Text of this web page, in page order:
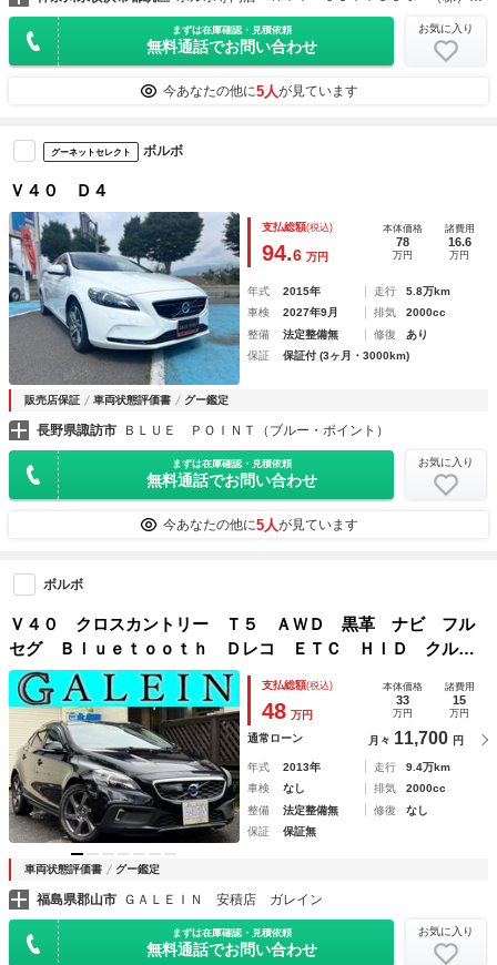
まずは在庫確認・見積依頼
無料通話でお問い合わせ
お気に入り
今あなたの他に5人が見ています
グーネットセレクト ボルボ
Ｖ４０ Ｄ４
支払総額(税込)
94.6 万円
本体価格
78
万円
諸費用
16.6
万円
年式 2015年 走行
5.8万km
車検
2027年9月 排気
2000cc
整備
法定整備無 修復
あり
保証
保証付 (3ヶ月・3000km)
販売店保証 車両状態評価書 グー鑑定
長野県諏訪市 ＢＬＵＥ ＰＯＩＮＴ（ブルー・ポイント）
まずは在庫確認・見積依頼
無料通話でお問い合わせ
お気に入り
今あなたの他に5人が見ています
ボルボ
Ｖ４０ クロスカントリー Ｔ５ ＡＷＤ 黒革 ナビ フル
セグ Ｂｌｕｅｔｏｏｔｈ Ｄレコ ＥＴＣ ＨＩＤ クルコ
ン Ｐシート Ｓヒーター Ｄバイザー Ｍウィンカー スマ
キー ＡＷ
支払総額(税込)
48 万円
本体価格
33
万円
諸費用
15
万円
通常ローン 月々 11,700 円
年式 2013年 走行
9.4万km
車検
なし 排気
2000cc
整備
法定整備無 修復
なし
保証
保証無
車両状態評価書 グー鑑定
福島県郡山市 ＧＡＬＥＩＮ 安積店 ガレイン
まずは在庫確認・見積依頼
無料通話でお問い合わせ
お気に入り